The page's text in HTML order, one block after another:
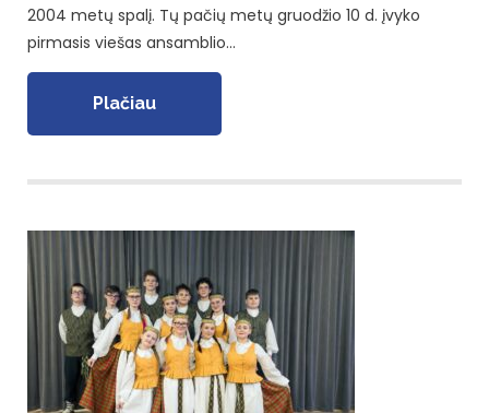
2004 metų spalį. Tų pačių metų gruodžio 10 d. įvyko
pirmasis viešas ansamblio…
Plačiau